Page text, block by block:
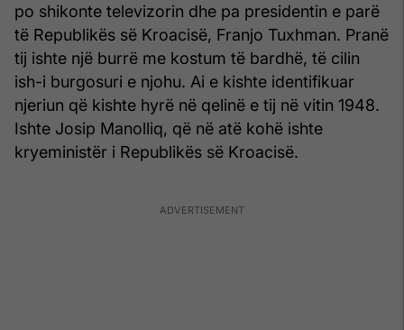
po shikonte televizorin dhe pa presidentin e parë
të Republikës së Kroacisë, Franjo Tuxhman. Pranë
tij ishte një burrë me kostum të bardhë, të cilin
ish-i burgosuri e njohu. Ai e kishte identifikuar
njeriun që kishte hyrë në qelinë e tij në vitin 1948.
Ishte Josip Manolliq, që në atë kohë ishte
kryeministër i Republikës së Kroacisë.